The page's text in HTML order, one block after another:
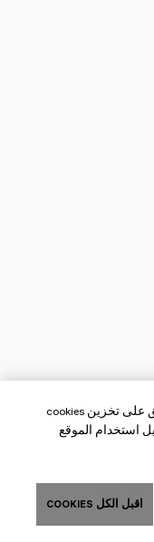
بالنقر فوق «قبول الكل Cookies»، فإنك توافق على تخزين cookies
استخدام الموقع
اقبل الكل COOKIES